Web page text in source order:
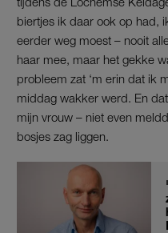
biertjes ik daar ook op had,
eerder weg moest – nooit
haar mee, maar het gekke
probleem zat ‘m erin dat ik
middag wakker werd. En
mijn vrouw – niet even
bosjes zag liggen.